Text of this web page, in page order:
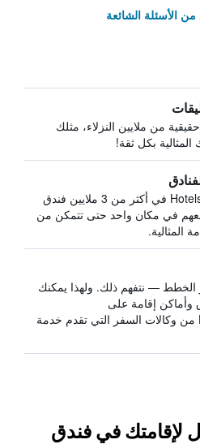
الأسئلة الشائعة
من ملايين النزلاء، مثلك
بكل ثقة!
يبحث HotelsCombined في أكثر من 3 ملايين فندق
في مكان واحد حتى تتمكن من
المثالية.
الخطط — نتفهم ذلك. ولهذا يمكنك
وأماكن إقامة على
HotelsCombined من وكالات السفر التي تقدم خدمة
لإقامتك في فندق